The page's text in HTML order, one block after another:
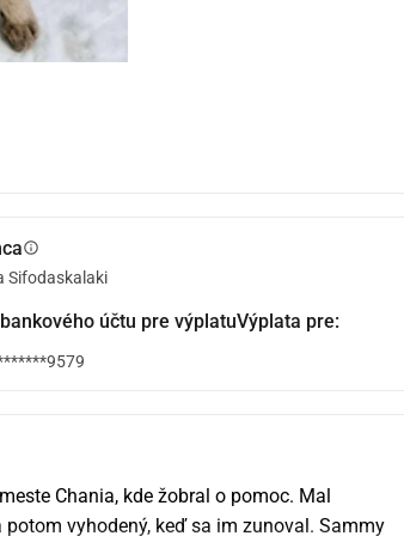
info
Sifodaskalaki
účtu pre výplatuVýplata pre:
Chania, kde žobral o pomoc. Mal
vyhodený, keď sa im zunoval. Sammy